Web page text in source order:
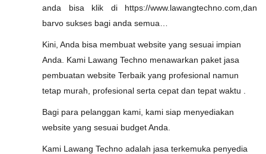
anda bisa klik di https://www.lawangtechno.com,dan
barvo sukses bagi anda semua…
Kini, Anda bisa membuat website yang sesuai impian
Anda. Kami Lawang Techno menawarkan paket jasa
pembuatan website Terbaik yang profesional namun
tetap murah, profesional serta cepat dan tepat waktu .
Bagi para pelanggan kami, kami siap menyediakan
website yang sesuai budget Anda.
Kami Lawang Techno adalah jasa terkemuka penyedia